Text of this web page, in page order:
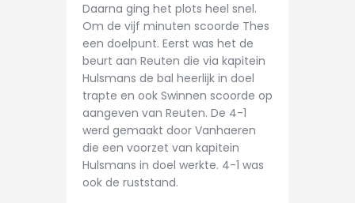
Daarna ging het plots heel snel.
Om de vijf minuten scoorde Thes
een doelpunt. Eerst was het de
beurt aan Reuten die via kapitein
Hulsmans de bal heerlijk in doel
trapte en ook Swinnen scoorde op
aangeven van Reuten. De 4-1
werd gemaakt door Vanhaeren
die een voorzet van kapitein
Hulsmans in doel werkte. 4-1 was
ook de ruststand.